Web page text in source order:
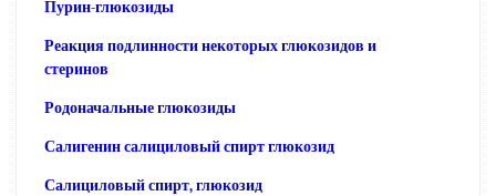
Пурин-глюкозиды
Реакция подлинности некоторых глюкозидов и
стеринов
Родоначальные глюкозиды
Салигенин салициловый спирт глюкозид
Салициловый спирт, глюкозид